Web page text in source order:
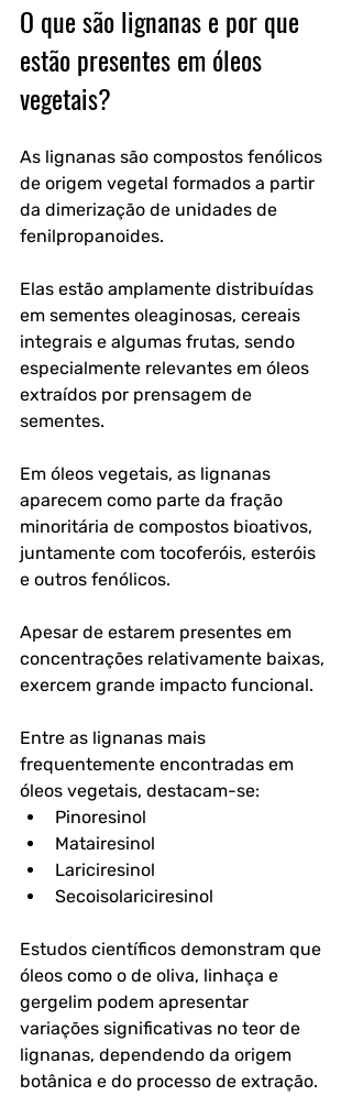
O que são lignanas e por que
estão presentes em óleos
vegetais?
As lignanas são compostos fenólicos
de origem vegetal formados a partir
da dimerização de unidades de
fenilpropanoides.
Elas estão amplamente distribuídas
em sementes oleaginosas, cereais
integrais e algumas frutas, sendo
especialmente relevantes em óleos
extraídos por prensagem de
sementes.
Em óleos vegetais, as lignanas
aparecem como parte da fração
minoritária de compostos bioativos,
juntamente com tocoferóis, esteróis
e outros fenólicos.
Apesar de estarem presentes em
concentrações relativamente baixas,
exercem grande impacto funcional.
Entre as lignanas mais
frequentemente encontradas em
óleos vegetais, destacam-se:
Pinoresinol
Matairesinol
Lariciresinol
Secoisolariciresinol
Estudos científicos demonstram que
óleos como o de oliva, linhaça e
gergelim podem apresentar
variações significativas no teor de
lignanas, dependendo da origem
botânica e do processo de extração.